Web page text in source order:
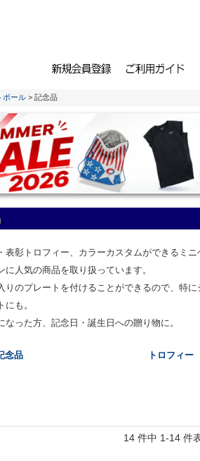
ボール > 記念品
表彰トロフィー、カラーカスタムができるミ
に人気の商品を取り扱っています。
りのプレートを付けることができるので、特
も。
なった方、記念日・誕生日への贈り物に。
念品 トロフィー
14 件中 1-14 件